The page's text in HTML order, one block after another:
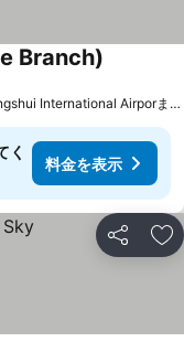
Branch)
International Airporま
く
料金を表示
シェア お